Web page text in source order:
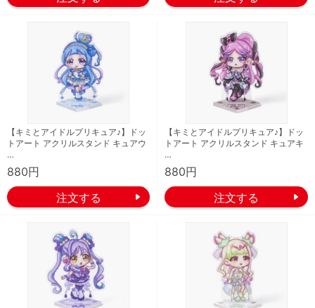
【キミとアイドルプリキュア♪】ドッ
トアート アクリルスタンド キュアウ
…
880円
【キミとアイドルプリキュア♪】ドッ
トアート アクリルスタンド キュアキ
…
880円